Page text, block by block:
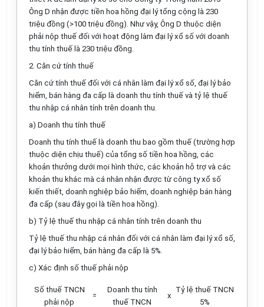
Ông D nhận được tiền hoa hồng đại lý tổng cộng là 230
triệu đồng (>100 triệu đồng). Như vậy, Ông D thuộc diện
phải nộp thuế đối với hoạt động làm đại lý xổ số với doanh
thu tính thuế là 230 triệu đồng.
2. Căn cứ tính thuế
Căn cứ tính thuế đối với cá nhân làm đại lý xổ số, đại lý bảo
hiểm, bán hàng đa cấp là doanh thu tính thuế và tỷ lệ thuế
thu nhập cá nhân tính trên doanh thu.
a) Doanh thu tính thuế
Doanh thu tính thuế là doanh thu bao gồm thuế (trường hợp
thuộc diện chịu thuế) của tổng số tiền hoa hồng, các
khoản thưởng dưới mọi hình thức, các khoản hỗ trợ và các
khoản thu khác mà cá nhân nhận được từ công ty xổ số
kiến thiết, doanh nghiệp bảo hiểm, doanh nghiệp bán hàng
đa cấp (sau đây gọi là tiền hoa hồng).
b) Tỷ lệ thuế thu nhập cá nhân tính trên doanh thu
Tỷ lệ thuế thu nhập cá nhân đối với cá nhân làm đại lý xổ số,
đại lý bảo hiểm, bán hàng đa cấp là 5%.
c) Xác định số thuế phải nộp
Số thuế TNCN
phải nộp
=
Doanh thu tính
thuế TNCN
x
Tỷ lệ thuế TNCN
5%